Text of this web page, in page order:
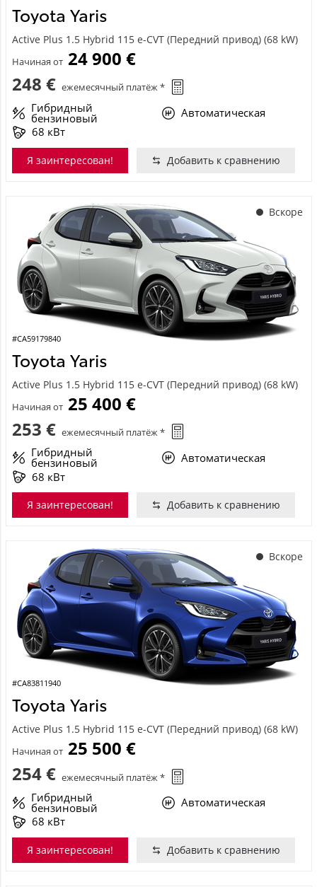
Toyota Yaris
Active Plus 1.5 Hybrid 115 e-CVT (Передний привод) (68 kW)
Начиная от 24 900 €
248 € ежемесячный платёж *
Гибридный
бензиновый
Автоматическая
68 кВт
Я заинтересован! Добавить к сравнению
Вскоре
#CA59179840
Toyota Yaris
Active Plus 1.5 Hybrid 115 e-CVT (Передний привод) (68 kW)
Начиная от 25 400 €
253 € ежемесячный платёж *
Гибридный
бензиновый
Автоматическая
68 кВт
Я заинтересован! Добавить к сравнению
Вскоре
#CA83811940
Toyota Yaris
Active Plus 1.5 Hybrid 115 e-CVT (Передний привод) (68 kW)
Начиная от 25 500 €
254 € ежемесячный платёж *
Гибридный
бензиновый
Автоматическая
68 кВт
Я заинтересован! Добавить к сравнению